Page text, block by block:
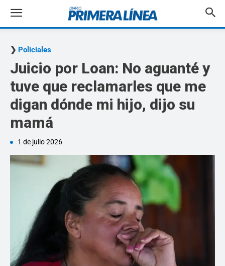
Policiales
Juicio por Loan: No aguanté y
tuve que reclamarles que me
digan dónde mi hijo, dijo su
mamá
1 de julio 2026